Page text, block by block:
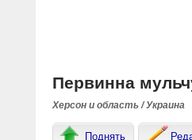
Первинна
Херсон и область / Украина
Поднять